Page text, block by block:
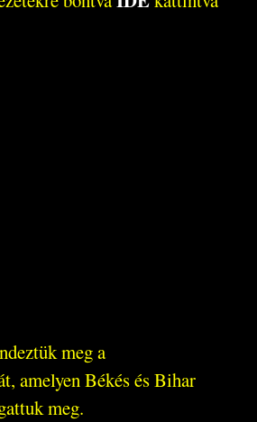
meg a
amelyen Békés és Bihar
meg.